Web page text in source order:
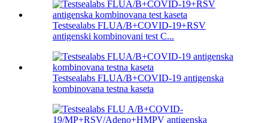
Testsealabs FLUA/B+COVID-19+RSV
antigenski kombinovani test C...
Testsealabs FLUA/B+COVID-19 antigenska
kombinovana testna kaseta